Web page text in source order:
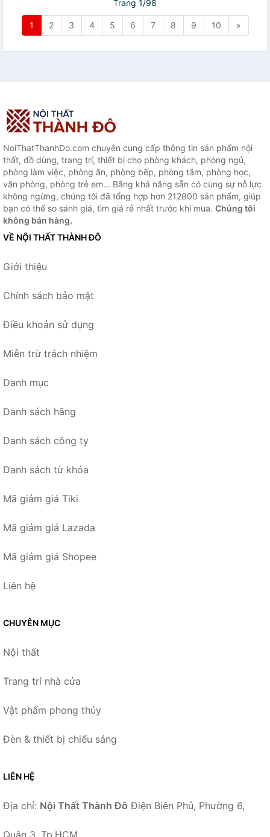
Trang 1/98
1 2 3 4 5 6 7 8 9 10 »
NoiThatThanhDo.com chuyên cung cấp thông tin sản phẩm nội
thất, đồ dùng, trang trí, thiết bị cho phòng khách, phòng ngủ,
phòng làm việc, phòng ăn, phòng bếp, phòng tắm, phòng học,
văn phòng, phòng trẻ em... Bằng khả năng sẵn có cùng sự nỗ lực
không ngừng, chúng tôi đã tổng hợp hơn 212800 sản phẩm, giúp
bạn có thể so sánh giá, tìm giá rẻ nhất trước khi mua. Chúng tôi
không bán hàng.
VỀ NỘI THẤT THÀNH ĐÔ
Giới thiệu
Chính sách bảo mật
Điều khoản sử dụng
Miễn trừ trách nhiệm
Danh mục
Danh sách hãng
Danh sách công ty
Danh sách từ khóa
Mã giảm giá Tiki
Mã giảm giá Lazada
Mã giảm giá Shopee
Liên hệ
CHUYÊN MỤC
Nội thất
Trang trí nhà cửa
Vật phẩm phong thủy
Đèn & thiết bị chiếu sáng
LIÊN HỆ
Địa chỉ: Nội Thất Thành Đô Điện Biên Phủ, Phường 6,
Quận 3, Tp.HCM